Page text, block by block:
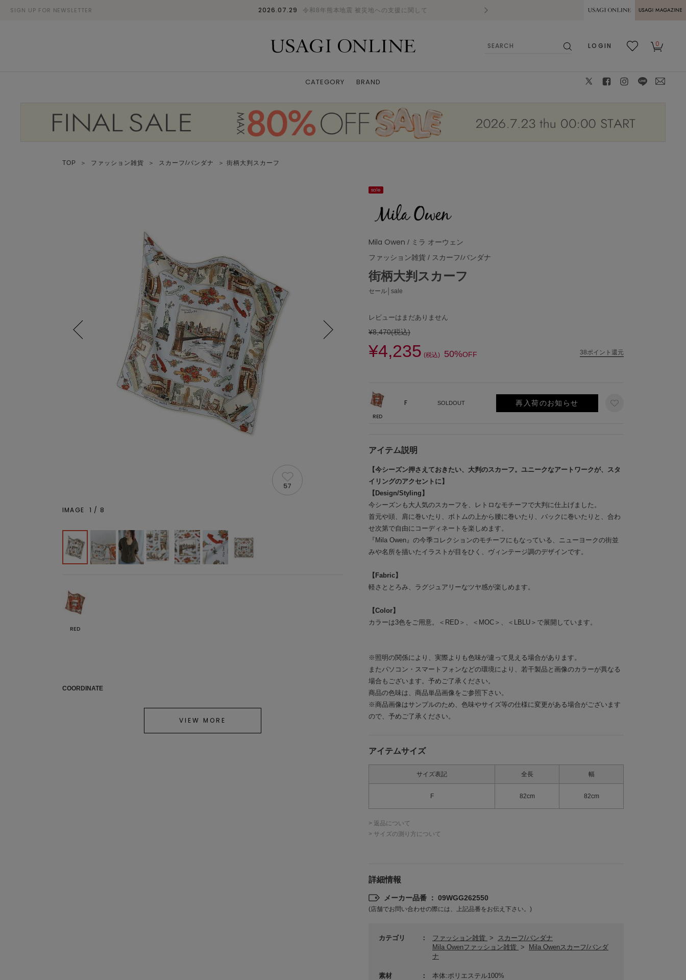
SIGN UP FOR NEWSLETTER 2026.07.29 令和8年熊本地震 被災地への支援に関して 熊本県熊本地方を震源とする地震の影響に
MAGAZINE
LOGIN
0
CATEGORY BRAND
TOP ＞ ファッション雑貨 ＞ スカーフ/バンダナ ＞ 街柄大判スカーフ
sale
Mila Owen / ミラ オーウェン
ファッション雑貨 / スカーフ/バンダナ
街柄大判スカーフ
セール│sale
レビューはまだありません
¥8,470(税込)
¥4,235 (税込) 50%OFF 38ポイント還元
RED
F SOLDOUT 再入荷のお知らせ
アイテム説明
【今シーズン押さえておきたい、大判のスカーフ。ユニークなアートワークが、スタ
イリングのアクセントに】
【Design/Styling】
今シーズンも大人気のスカーフを、レトロなモチーフで大判に仕上げました。
首元や頭、肩に巻いたり、ボトムの上から腰に巻いたり、バックに巻いたりと、合わ
せ次第で自由にコーディネートを楽しめます。
『Mila Owen』の今季コレクションのモチーフにもなっている、ニューヨークの街並
みや名所を描いたイラストが目をひく、ヴィンテージ調のデザインです。
【Fabric】
軽さととろみ、ラグジュアリーなツヤ感が楽しめます。
【Color】
カラーは3色をご用意。＜RED＞、＜MOC＞、＜LBLU＞で展開しています。
※照明の関係により、実際よりも色味が違って見える場合があります。
またパソコン・スマートフォンなどの環境により、若干製品と画像のカラーが異なる
場合もございます。予めご了承ください。
商品の色味は、商品単品画像をご参照下さい。
※商品画像はサンプルのため、色味やサイズ等の仕様に変更がある場合がございます
ので、予めご了承ください。
アイテムサイズ
サイズ表記 全長 幅
F 82cm 82cm
> 返品について
> サイズの測り方について
詳細情報
メーカー品番 ： 09WGG262550
(店舗でお問い合わせの際には、上記品番をお伝え下さい。)
カテゴリ ファッション雑貨 >
スカーフ/バンダナ
Mila Owenファッション雑貨 >
Mila Owenスカーフ/バンダ
ナ
素材
本体:ポリエステル100%
57
IMAGE 1 / 8
RED
COORDINATE
VIEW MORE